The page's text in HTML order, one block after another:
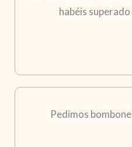
habéis
Pedimos